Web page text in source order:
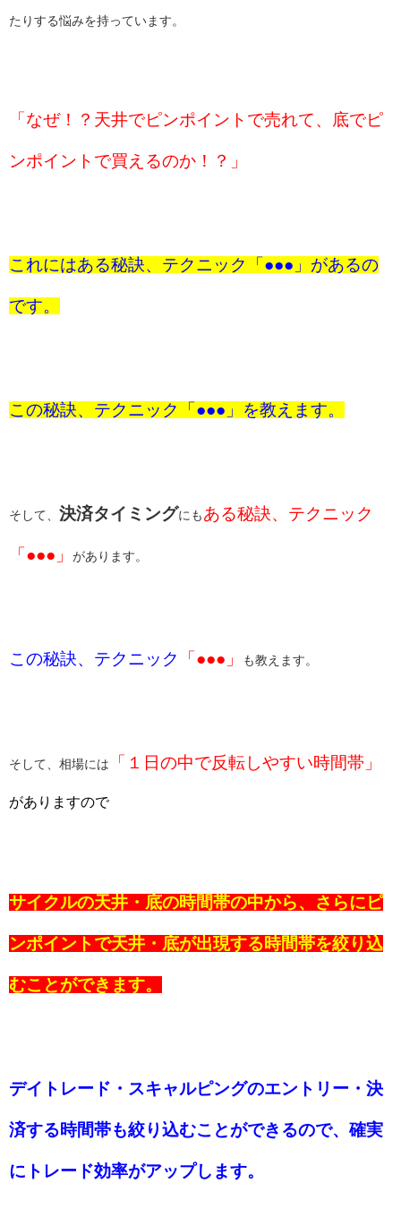
たりする悩みを持っています。
「なぜ！？天井でピンポイントで売れて、底でピ
ンポイントで買えるのか！？」
これにはある秘訣、テクニック「●●●」があるの
です。
この秘訣、テクニック「●●●」を教えます。
そして、 決済タイミングにも ある秘訣、テクニック
「●●●」 があります。
この秘訣、テクニック 「●●●」 も教えます。
そして、相場には 「１日の中で反転しやすい時間帯」
がありますので
サイクルの天井・底の時間帯の中から、さらにピ
ンポイントで天井・底が出現する時間帯を絞り込
むことができます。
デイトレード・スキャルピングのエントリー・決
済する時間帯も絞り込むことができるので、確実
にトレード効率がアップします。